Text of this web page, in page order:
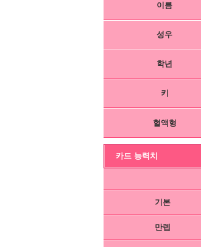
이름
성우
학년
키
혈액형
카드 능력치
기본
만렙